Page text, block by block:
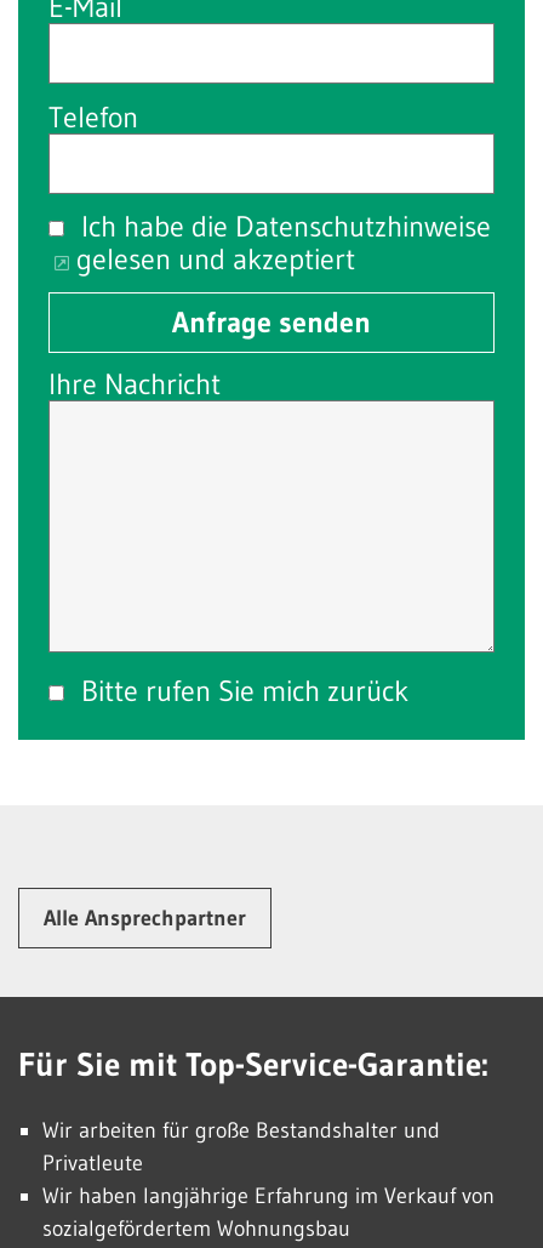
Telefon
Ich habe die Datenschutzhinweise
gelesen und akzeptiert
Anfrage senden
Ihre Nachricht
Bitte rufen Sie mich zurück
Alle Ansprechpartner
Für Sie mit Top-Service-Garantie:
Wir arbeiten für große Bestandshalter und
Privatleute
Wir haben langjährige Erfahrung im Verkauf von
sozialgefördertem Wohnungsbau